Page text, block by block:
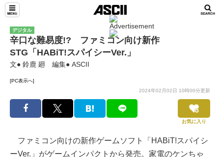
デジタル
辛口な難易度!? ファミコン向け新作
STG「HABiT!スパイシーVer.」
文● 鈴鹿 廻 編集● ASCII
[PC表示へ]
2024年02月02日 10時00分更新
お気に入り
ファミコン向けの新作ゲームソフト「HABiT!スパイシ
ーVer.」がゲームインパクトから発売。家電のケンちゃ